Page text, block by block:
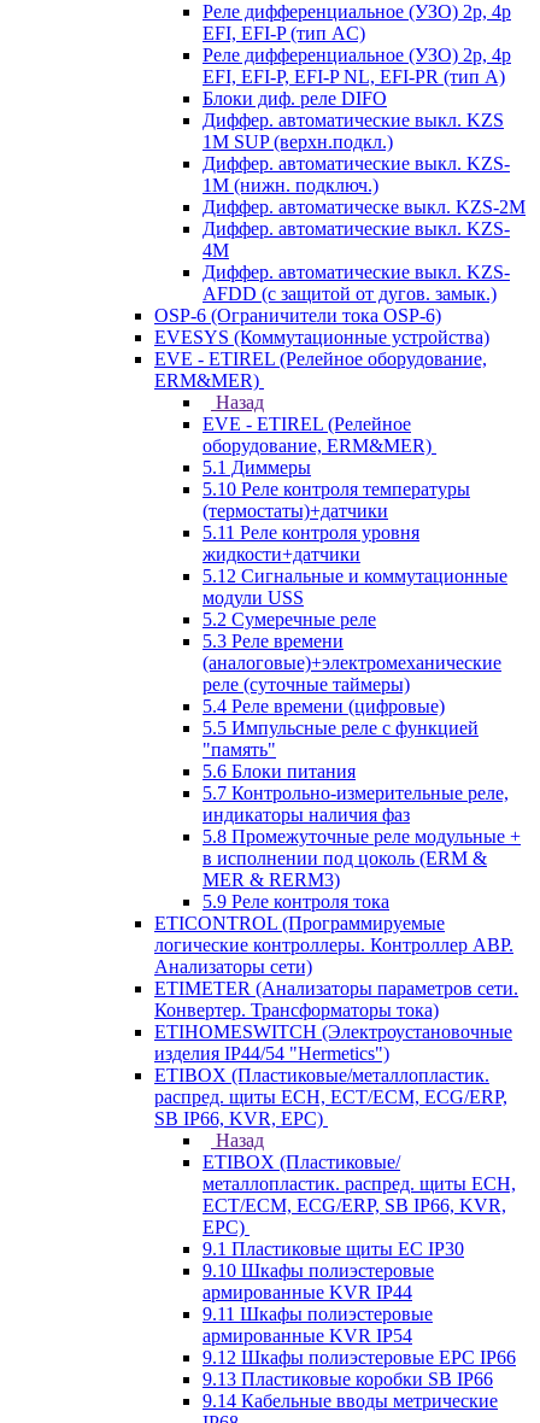
Реле дифференциальное (УЗО) 2р, 4р
EFI, EFI-P (тип AС)
Реле дифференциальное (УЗО) 2р, 4р
EFI, EFI-P, EFI-P NL, EFI-PR (тип A)
Блоки диф. реле DIFO
Диффер. автоматические выкл. KZS
1M SUP (верхн.подкл.)
Диффер. автоматические выкл. KZS-
1M (нижн. подключ.)
Диффер. автоматическе выкл. KZS-2M
Диффер. автоматические выкл. KZS-
4M
Диффер. автоматические выкл. KZS-
AFDD (с защитой от дугов. замык.)
OSP-6 (Ограничители тока OSP-6)
EVESYS (Коммутационные устройства)
EVE - ETIREL (Релейное оборудование,
ERM&MER)
Назад
EVE - ETIREL (Релейное
оборудование, ERM&MER)
5.1 Диммеры
5.10 Реле контроля температуры
(термостаты)+датчики
5.11 Реле контроля уровня
жидкости+датчики
5.12 Сигнальные и коммутационные
модули USS
5.2 Сумеречные реле
5.3 Реле времени
(аналоговые)+электромеханические
реле (суточные таймеры)
5.4 Реле времени (цифровые)
5.5 Импульсные реле с функцией
"память"
5.6 Блоки питания
5.7 Контрольно-измерительные реле,
индикаторы наличия фаз
5.8 Промежуточные реле модульные +
в исполнении под цоколь (ERM &
MER & RERM3)
5.9 Реле контроля тока
ETICONTROL (Программируемые
логические контроллеры. Контроллер АВР.
Анализаторы сети)
ETIMETER (Анализаторы параметров сети.
Конвертер. Трансформаторы тока)
ETIHOMESWITCH (Электроустановочные
изделия IP44/54 "Hermetics")
ETIBOX (Пластиковые/металлопластик.
распред. щиты ECH, ECT/ECM, ECG/ERP,
SB IP66, KVR, EPC)
Назад
ETIBOX (Пластиковые/
металлопластик. распред. щиты ECH,
ECT/ECM, ECG/ERP, SB IP66, KVR,
EPC)
9.1 Пластиковые щиты EC IP30
9.10 Шкафы полиэстеровые
армированные KVR IP44
9.11 Шкафы полиэстеровые
армированные KVR IP54
9.12 Шкафы полиэстеровые EPC IP66
9.13 Пластиковые коробки SB IP66
9.14 Кабельные вводы метрические